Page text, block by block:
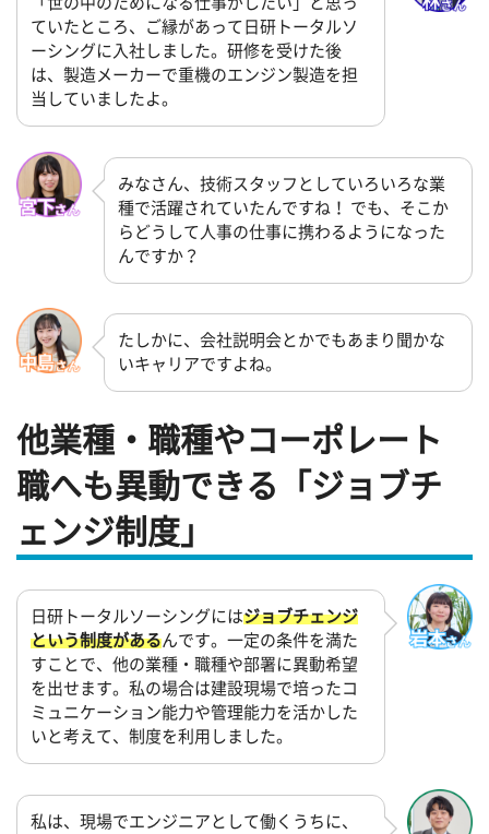
ていたところ、ご縁があって日研トータルソ
ーシングに入社しました。研修を受けた後
は、製造メーカーで重機のエンジン製造を担
当していましたよ。
みなさん、技術スタッフとしていろいろな業
種で活躍されていたんですね！ でも、そこか
らどうして人事の仕事に携わるようになった
んですか？
たしかに、会社説明会とかでもあまり聞かな
いキャリアですよね。
他業種・職種やコーポレート
職へも異動できる「ジョブチ
ェンジ制度」
日研トータルソーシングにはジョブチェンジ
という制度があるんです。一定の条件を満た
すことで、他の業種・職種や部署に異動希望
を出せます。私の場合は建設現場で培ったコ
ミュニケーション能力や管理能力を活かした
いと考えて、制度を利用しました。
私は、現場でエンジニアとして働くうちに、